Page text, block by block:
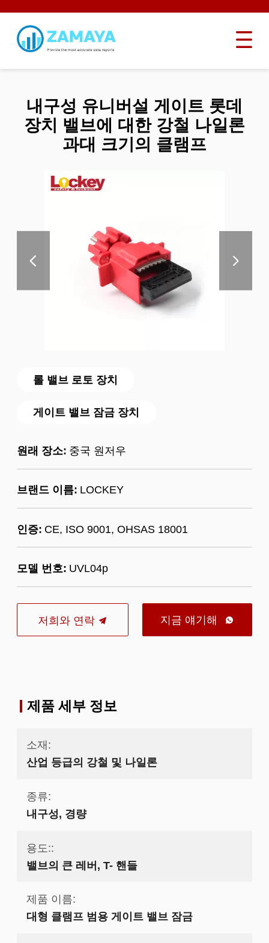
롤 밸브 로토 장치
게이트 밸브 잠금 장치
원래 장소: 중국 원저우
브랜드 이름: LOCKEY
인증: CE, ISO 9001, OHSAS 18001
모델 번호: UVL04p
저희와 연락 지금 얘기해 
내구성 유니버설 게이트 롯데
장치 밸브에 대한 강철 나일론
과대 크기의 클램프
제품 세부 정보
소재:
산업 등급의 강철 및 나일론
종류:
내구성, 경량
용도::
밸브의 큰 레버, T- 핸들
제품 이름:
대형 클램프 범용 게이트 밸브 잠금